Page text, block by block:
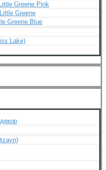
Greene Pink
Greene
Greene Blue
Lake)